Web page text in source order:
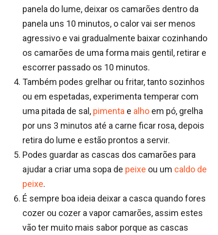
panela do lume, deixar os camarões dentro da
panela uns 10 minutos, o calor vai ser menos
agressivo e vai gradualmente baixar cozinhando
os camarões de uma forma mais gentil, retirar e
escorrer passado os 10 minutos.
Também podes grelhar ou fritar, tanto sozinhos
ou em espetadas, experimenta temperar com
uma pitada de sal, pimenta e alho em pó, grelha
por uns 3 minutos até a carne ficar rosa, depois
retira do lume e estão prontos a servir.
Podes guardar as cascas dos camarões para
ajudar a criar uma sopa de peixe ou um caldo de
peixe.
É sempre boa ideia deixar a casca quando fores
cozer ou cozer a vapor camarões, assim estes
vão ter muito mais sabor porque as cascas